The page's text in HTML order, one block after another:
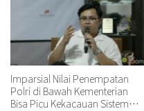
Imparsial Nilai Penempatan
Polri di Bawah Kementerian
Bisa Picu Kekacauan Sistem